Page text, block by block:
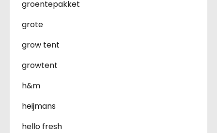
groentepakket
grote
grow tent
growtent
h&m
heijmans
hello fresh